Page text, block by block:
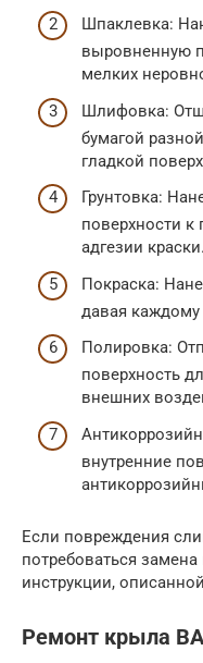
Шпаклевка:
выровненную
мелких
Шлифовка:
бумагой
гладкой
Грунтовка:
поверхности к
адгезии краски.
Покраска:
давая
Полировка:
поверхность
внешних
внутренние
Если повреждения
потребоваться
инструкции,
Ремонт крыла